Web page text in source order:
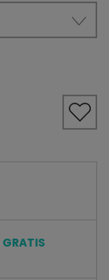
GRATIS